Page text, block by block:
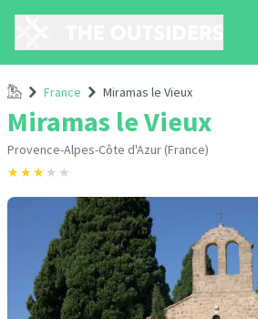
Accueil
France Miramas le Vieux
Miramas le Vieux
Provence-Alpes-Côte d'Azur (France)
★★★ ★ ★